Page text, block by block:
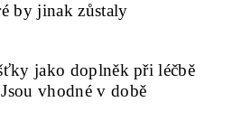
by jinak zůstaly
jako doplněk při léčbě
vhodné v době